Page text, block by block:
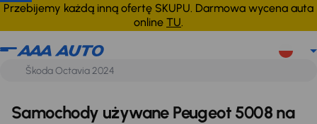
Przebijemy każdą inną ofertę SKUPU. Darmowa wycena auta
online TU.
Peugeot 5008 Anuluj wszystko
Samochody używane Peugeot 5008 na